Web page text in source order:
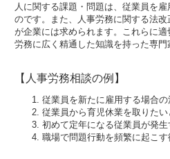
人に関する課題・問題は、従業員を
のです。また、人事労務に関する法
が企業には求められます。これらに
労務に広く精通した知識を持った専門
【人事労務相談の例】
従業員を新たに雇用する場合の
従業員から育児休業を取りた
初めて定年になる従業員が発
職場で問題行動を頻繁に起こす